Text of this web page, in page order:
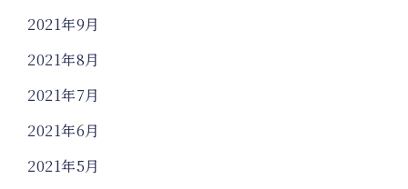
2021年9月
2021年8月
2021年7月
2021年6月
2021年5月